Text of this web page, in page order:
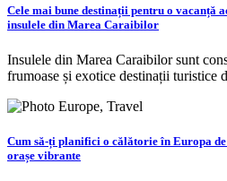
Cele mai bune destinații pentru o vacanță
insulele din Marea Caraibilor
Insulele din Marea Caraibilor sunt
frumoase și exotice destinații
Cum să-ți planifici o călătorie în Europa
orașe vibrante